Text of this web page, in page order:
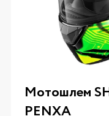
Мотошлем
PENXA